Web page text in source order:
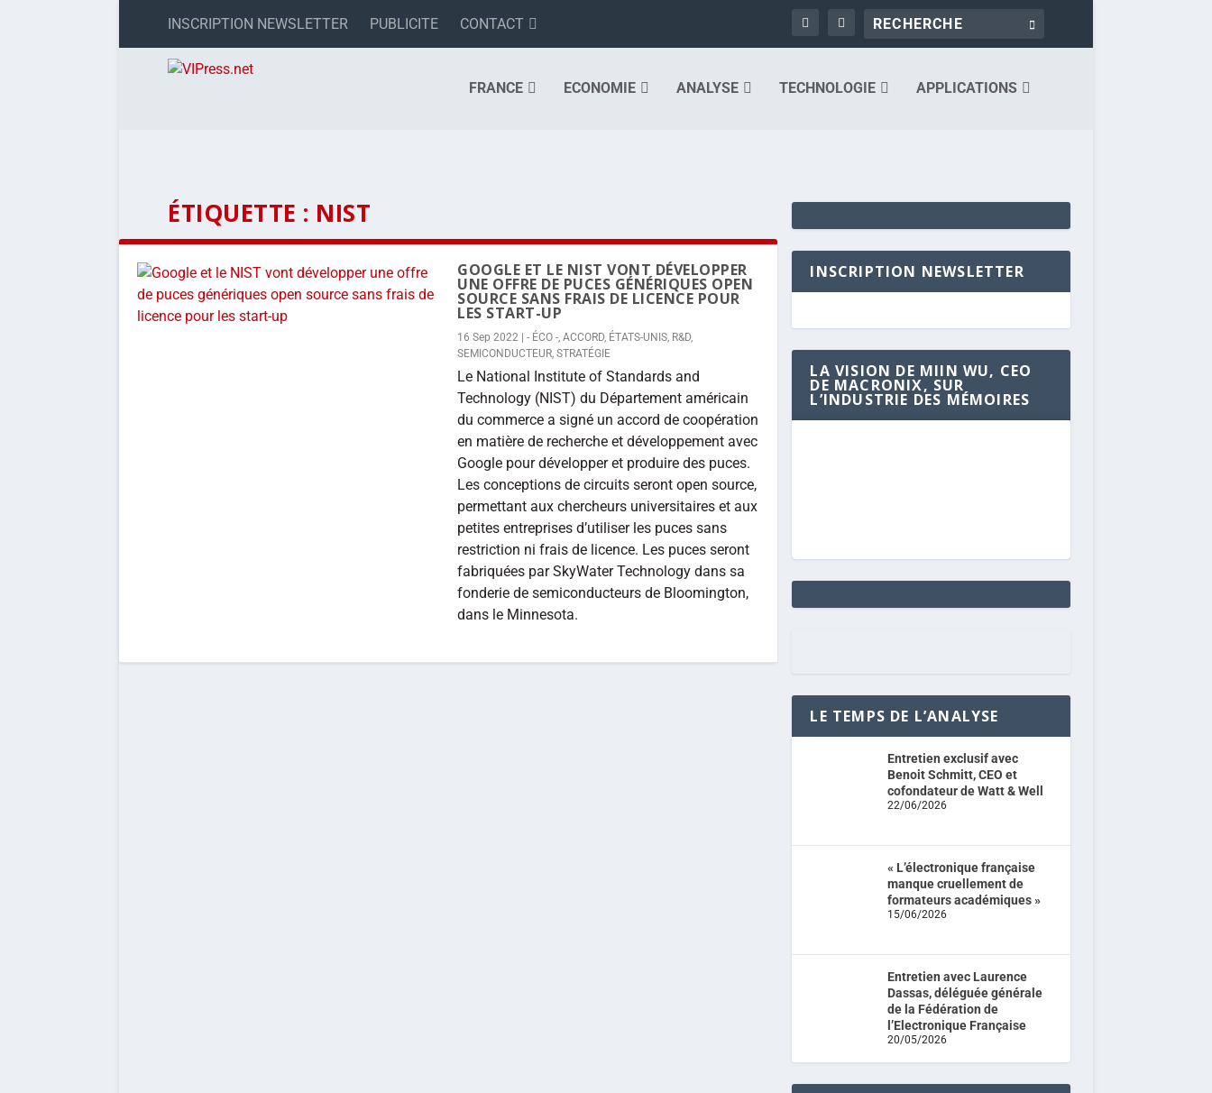
INSCRIPTION NEWSLETTER PUBLICITE CONTACT
FRANCE ECONOMIE ANALYSE TECHNOLOGIE APPLICATIONS
ÉTIQUETTE : NIST
GOOGLE ET LE NIST VONT DÉVELOPPER
UNE OFFRE DE PUCES GÉNÉRIQUES OPEN
SOURCE SANS FRAIS DE LICENCE POUR
LES START-UP
16 Sep 2022 |- ÉCO -,ACCORD, ÉTATS-UNIS, R&D,
SEMICONDUCTEUR,STRATÉGIE
Le National Institute of Standards and
Technology (NIST) du Département américain
du commerce a signé un accord de coopération
en matière de recherche et développement avec
Google pour développer et produire des puces.
Les conceptions de circuits seront open source,
permettant aux chercheurs universitaires et aux
petites entreprises d’utiliser les puces sans
restriction ni frais de licence. Les puces seront
fabriquées par SkyWater Technology dans sa
fonderie de semiconducteurs de Bloomington,
dans le Minnesota.
INSCRIPTION NEWSLETTER
LA VISION DE MIIN WU, CEO
DE MACRONIX, SUR
L’INDUSTRIE DES MÉMOIRES
LE TEMPS DE L’ANALYSE
Entretien exclusif avec
Benoit Schmitt, CEO et
cofondateur de Watt & Well
22/06/2026
« L’électronique française
manque cruellement de
formateurs académiques »
15/06/2026
Entretien avec Laurence
Dassas, déléguée générale
de la Fédération de
l’Electronique Française
20/05/2026